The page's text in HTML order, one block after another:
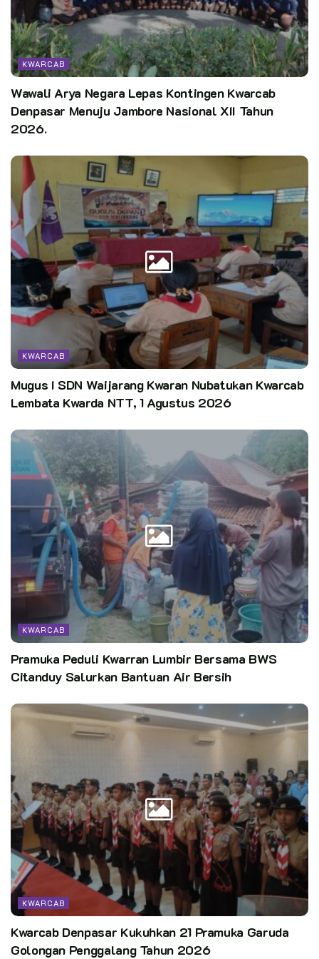
KWARCAB
Wawali Arya Negara Lepas Kontingen Kwarcab
Denpasar Menuju Jambore Nasional XII Tahun
2026.
KWARCAB
Mugus I SDN Waijarang Kwaran Nubatukan Kwarcab
Lembata Kwarda NTT, 1 Agustus 2026
KWARCAB
Pramuka Peduli Kwarran Lumbir Bersama BWS
Citanduy Salurkan Bantuan Air Bersih
KWARCAB
Kwarcab Denpasar Kukuhkan 21 Pramuka Garuda
Golongan Penggalang Tahun 2026